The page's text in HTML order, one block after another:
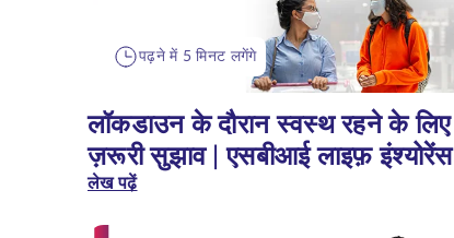
पढ़ने में 5 मिनट लगेंगे
लॉकडाउन के दौरान स्वस्थ रहने के लिए
ज़रूरी सुझाव | एसबीआई लाइफ़ इंश्योरेंस
लेख पढ़ें